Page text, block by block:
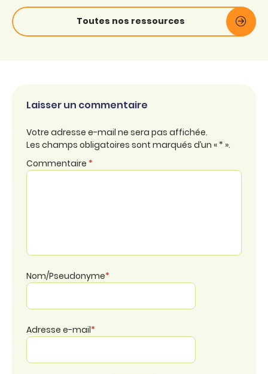
Toutes nos ressources
Laisser un commentaire
Votre adresse e-mail ne sera pas affichée.
Les champs obligatoires sont marqués d’un « * ».
Commentaire *
Nom/Pseudonyme*
Adresse e-mail*